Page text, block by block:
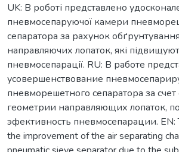
UK: В роботі представлено
пневмосепаруючої камери
сепаратора за рахунок
направляючих лопаток, які
пневмосепарації. RU: В работе
усовершенствование
пневморешетного сепаратора за
геометрии направляющих лопаток,
эфективность пневмосепарации. EN:
the improvement of the air separating